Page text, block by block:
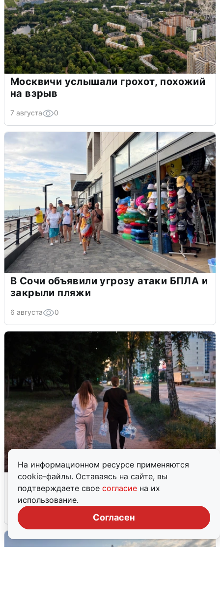
На информационном ресурсе применяются
cookie-файлы. Оставаясь на сайте, вы
подтверждаете свое согласие на их
использование.
Согласен
Москвичи услышали грохот, похожий
на взрыв
7 августа 0
В Сочи объявили угрозу атаки БПЛА и
закрыли пляжи
6 августа 0
Опубликована карта отключений
воды в Воронеже
6 августа